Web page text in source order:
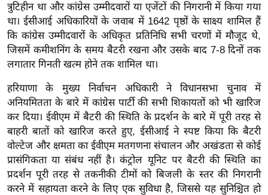
मि
सा
ल
मि
सा
ल
श
ख्सि
य
त
त्रुटिहीन था और कांग्रेस उम्मीदवारों या एजेंटों की निगरानी में किया गया
था। ईसीआई अधिकारियों के जवाब में 1642 पृष्ठों के साक्ष्य शामिल हैं
कि कांग्रेस उम्मीदवारों के अधिकृत प्रतिनिधि सभी चरणों में मौजूद थे,
जिसमें कमीशनिंग के समय बैटरी रखना और उसके बाद 7-8 दिनों तक
लगातार गिनती खत्म होने तक शामिल था।
हरियाणा के मुख्य निर्वाचन अधिकारी ने विधानसभा चुनाव में
अनियमितता के बारे में कांग्रेस पार्टी की सभी शिकायतों को भी खारिज
कर दिया। ईवीएम में बैटरी की स्थिति के प्रदर्शन के बारे में पूरी तरह से
बाहरी बातों को खारिज करते हुए, ईसीआई ने स्पष्ट किया कि बैटरी
वोल्टेज और क्षमता का ईवीएम मतगणना संचालन और अखंडता से कोई
प्रासंगिकता या संबंध नहीं है। कंट्रोल यूनिट पर बैटरी की स्थिति का
प्रदर्शन पूरी तरह से तकनीकी टीमों को बिजली के स्तर की निगरानी
करने में सहायता करने के लिए एक सुविधा है, जिससे यह सुनिश्चित हो